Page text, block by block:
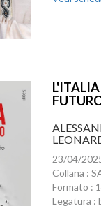
L'ITALIA
23/04/
Collana :
Formato :
Legatura :